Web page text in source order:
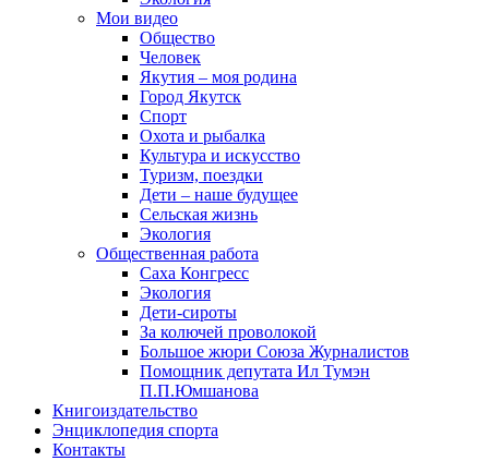
Мои видео
Общество
Человек
Якутия – моя родина
Город Якутск
Спорт
Охота и рыбалка
Культура и искусство
Туризм, поездки
Дети – наше будущее
Сельская жизнь
Экология
Общественная работа
Саха Конгресс
Экология
Дети-сироты
За колючей проволокой
Большое жюри Союза Журналистов
Помощник депутата Ил Тумэн
П.П.Юмшанова
Книгоиздательство
Энциклопедия спорта
Контакты